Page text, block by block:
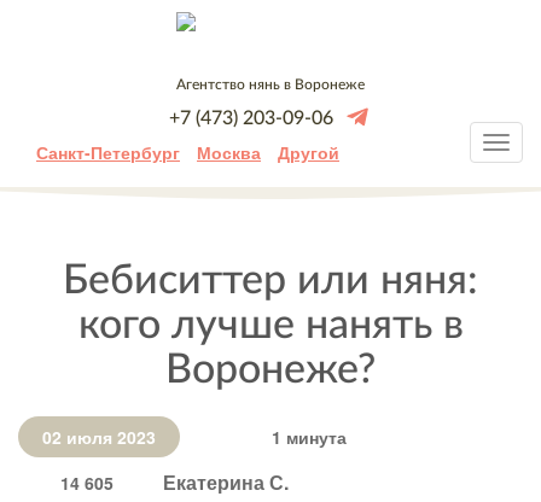
Агентство нянь в Воронеже
+7 (473) 203-09-06
Санкт-Петербург Москва Другой
Бебиситтер или няня:
кого лучше нанять в
Воронеже?
02 июля 2023
1 минута
14 605
Екатерина С.